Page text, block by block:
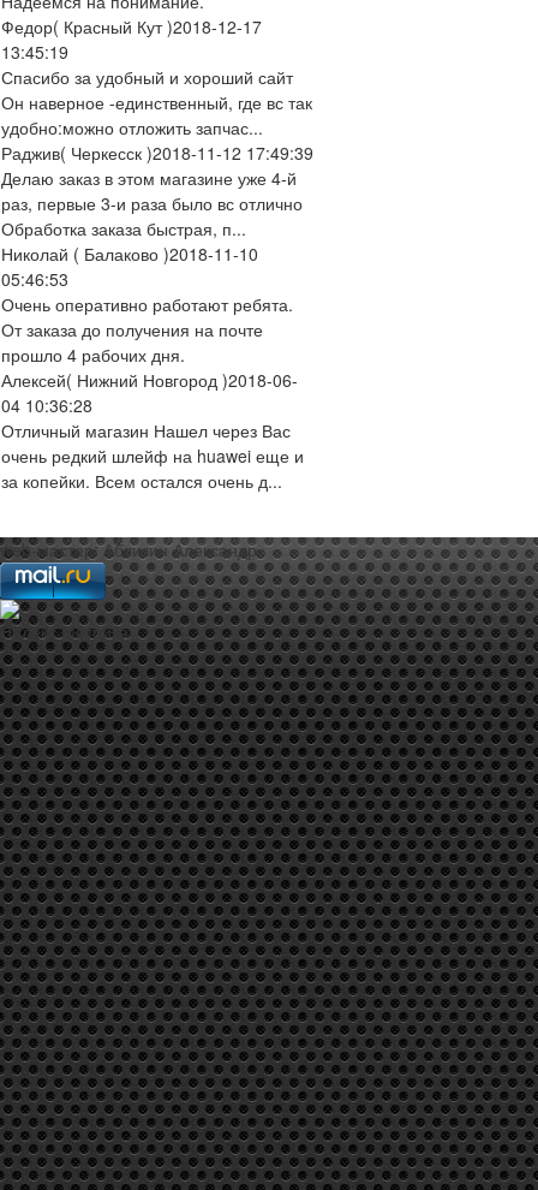
Федор( Красный Кут )2018-12-17
13:45:19
Спасибо за удобный и хороший сайт
Он наверное -единственный, где вс так
удобно:можно отложить запчас...
Раджив( Черкесск )2018-11-12 17:49:39
Делаю заказ в этом магазине уже 4-й
раз, первые 3-и раза было вс отлично
Обработка заказа быстрая, п...
Николай ( Балаково )2018-11-10
05:46:53
Очень оперативно работают ребята.
От заказа до получения на почте
прошло 4 рабочих дня.
Алексей( Нижний Новгород )2018-06-
04 10:36:28
Отличный магазин Нашел через Вас
очень редкий шлейф на huawei еще и
за копейки. Всем остался очень д...
web-мастер:Аблизин Александр